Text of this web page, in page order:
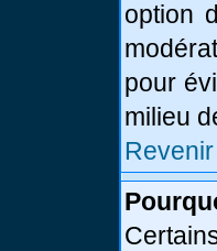
option
pour
milieu